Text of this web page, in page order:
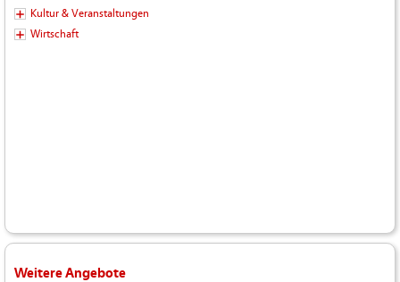
Kultur & Veranstaltungen
Wirtschaft
Weitere Angebote